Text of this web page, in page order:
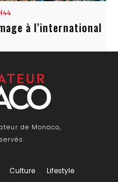
à l’international
de Monaco,
Culture Lifestyle